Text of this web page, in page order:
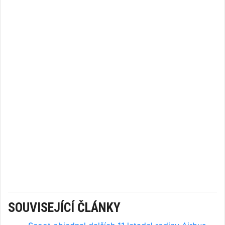
SOUVISEJÍCÍ ČLÁNKY